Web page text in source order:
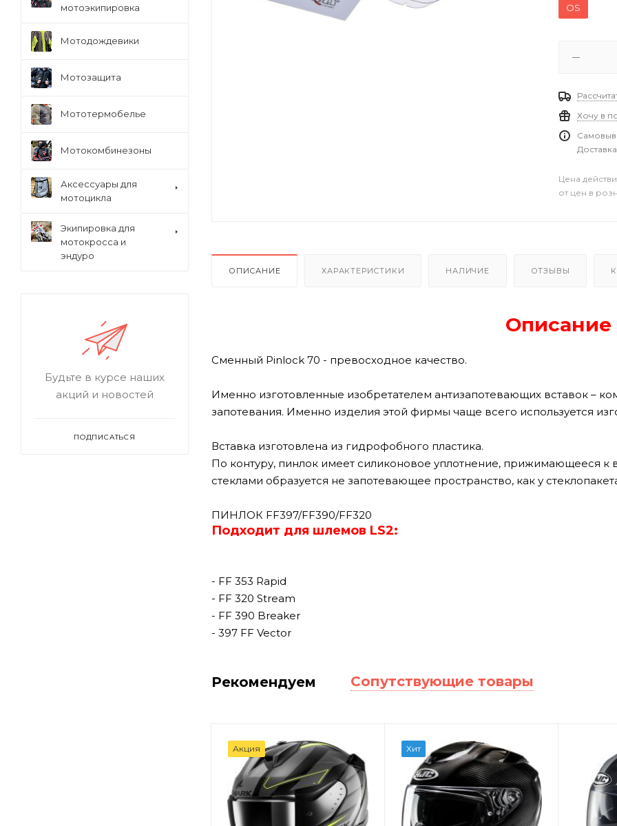
OS
Хочу в
Цена
от цен в
ОПИСАНИЕ ХАРАКТЕРИСТИКИ НАЛИЧИЕ ОТЗЫВЫ
Описание
Сменный Pinlock 70 - превосходное качество.
Именно изготовленные изобретателем антизапотевающих вставок –
запотевания. Именно изделия этой фирмы чаще всего используется
Вставка изготовлена из гидрофобного пластика.
По контуру, пинлок имеет силиконовое уплотнение, прижимающееся к
стеклами образуется не запотевающее пространство, как у
ПИНЛОК FF397/FF390/FF320
Подходит для шлемов LS2:
- FF 353 Rapid
- FF 320 Stream
- FF 390 Breaker
- 397 FF Vector
Рекомендуем Сопутствующие товары
Акция Хит
мотоэкипировка
Мотодождевики
Мотозащита
Мототермобелье
Мотокомбинезоны
Аксессуары для
мотоцикла
Экипировка для
мотокросса и
эндуро
Будьте в курсе наших
акций и новостей
ПОДПИСАТЬСЯ